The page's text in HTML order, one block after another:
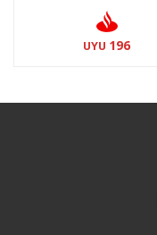
UYU 196